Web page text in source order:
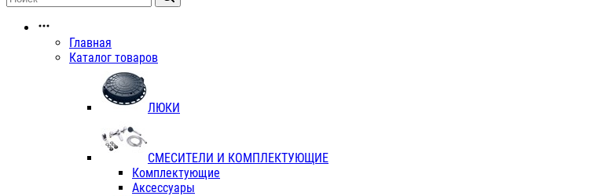
Главная
Каталог товаров
ЛЮКИ
СМЕСИТЕЛИ И КОМПЛЕКТУЮЩИЕ
Комплектующие
Аксессуары